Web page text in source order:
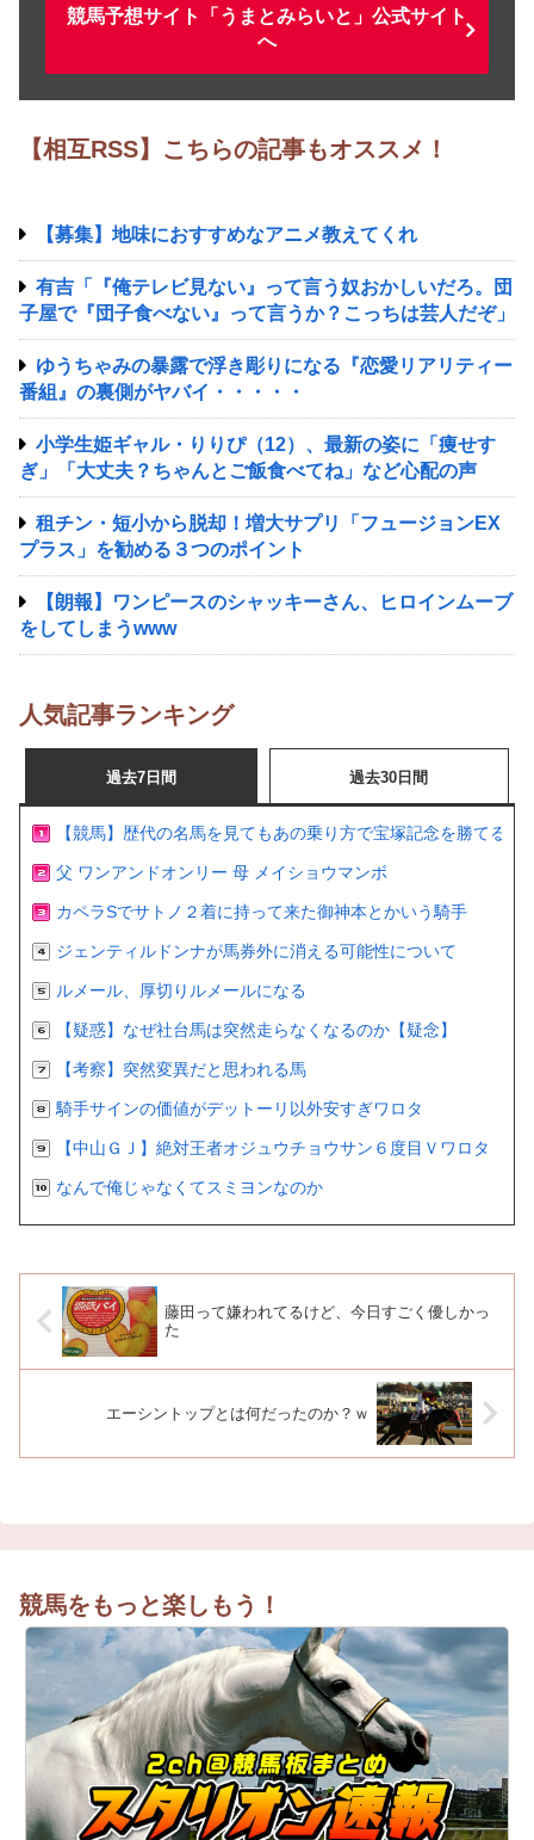
競馬予想サイト「うまとみらいと」公式サイト
へ
【相互RSS】こちらの記事もオススメ！
【募集】地味におすすめなアニメ教えてくれ
有吉「『俺テレビ見ない』って言う奴おかしいだろ。団
子屋で『団子食べない』って言うか？こっちは芸人だぞ」
ゆうちゃみの暴露で浮き彫りになる『恋愛リアリティー
番組』の裏側がヤバイ・・・・・
小学生姫ギャル・りりぴ（12）、最新の姿に「痩せす
ぎ」「大丈夫？ちゃんとご飯食べてね」など心配の声
租チン・短小から脱却！増大サプリ‎「フュージョンEX
プラス」を勧める３つのポイント
【朗報】ワンピースのシャッキーさん、ヒロインムーブ
をしてしまうwww
人気記事ランキング
過去7日間 過去30日間
【競馬】歴代の名馬を見てもあの乗り方で宝塚記念を勝てる
父 ワンアンドオンリー 母 メイショウマンボ
カペラSでサトノ２着に持って来た御神本とかいう騎手
ジェンティルドンナが馬券外に消える可能性について
ルメール、厚切りルメールになる
【疑惑】なぜ社台馬は突然走らなくなるのか【疑念】
【考察】突然変異だと思われる馬
騎手サインの価値がデットーリ以外安すぎワロタ
【中山ＧＪ】絶対王者オジュウチョウサン６度目Ｖワロタ
なんで俺じゃなくてスミヨンなのか
藤田って嫌われてるけど、今日すごく優しかっ
た
エーシントップとは何だったのか？ｗ
競馬をもっと楽しもう！